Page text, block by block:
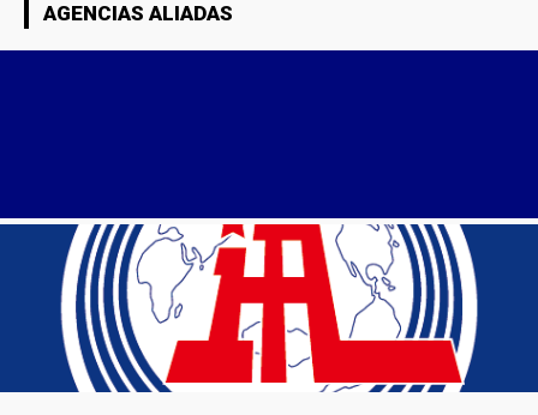
AGENCIAS ALIADAS